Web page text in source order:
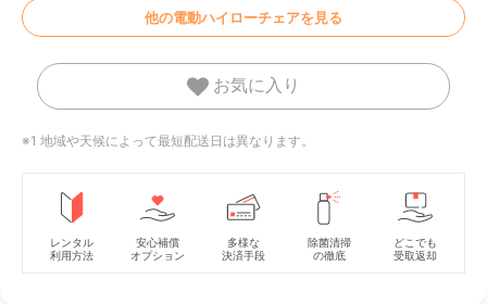
他の電動ハイローチェアを見る
お気に入り
※1 地域や天候によって最短配送日は異なります。
レンタル
利用方法
安心補償
オプション
多様な
決済手段
除菌清掃
の徹底
どこでも
受取返却